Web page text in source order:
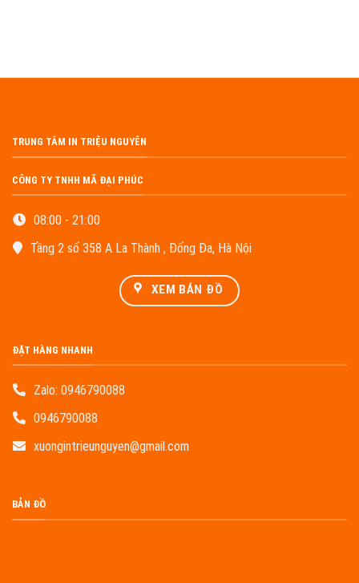
TRUNG TÂM IN TRIỆU NGUYÊN
CÔNG TY TNHH MÃ ĐẠI PHÚC
08:00 - 21:00
Tầng 2 số 358 A La Thành , Đống Đa, Hà Nội
XEM BẢN ĐỒ
ĐẶT HÀNG NHANH
Zalo: 0946790088
0946790088
xuongintrieunguyen@gmail.com
BẢN ĐỒ